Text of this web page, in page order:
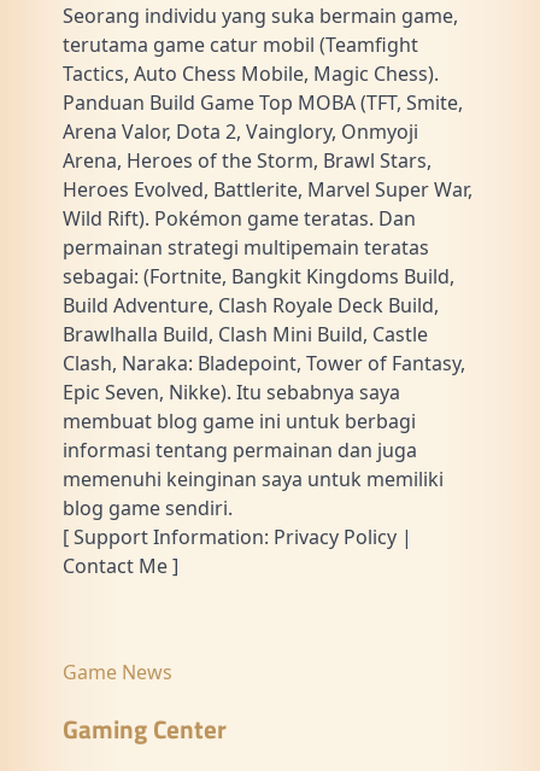
Seorang individu yang suka bermain game,
terutama game catur mobil (Teamfight
Tactics, Auto Chess Mobile, Magic Chess).
Panduan Build Game Top MOBA (TFT, Smite,
Arena Valor, Dota 2, Vainglory, Onmyoji
Arena, Heroes of the Storm, Brawl Stars,
Heroes Evolved, Battlerite, Marvel Super War,
Wild Rift). Pokémon game teratas. Dan
permainan strategi multipemain teratas
sebagai: (Fortnite, Bangkit Kingdoms Build,
Build Adventure, Clash Royale Deck Build,
Brawlhalla Build, Clash Mini Build, Castle
Clash, Naraka: Bladepoint, Tower of Fantasy,
Epic Seven, Nikke). Itu sebabnya saya
membuat blog game ini untuk berbagi
informasi tentang permainan dan juga
memenuhi keinginan saya untuk memiliki
blog game sendiri.
[ Support Information: Privacy Policy |
Contact Me ]
Game News
Gaming Center